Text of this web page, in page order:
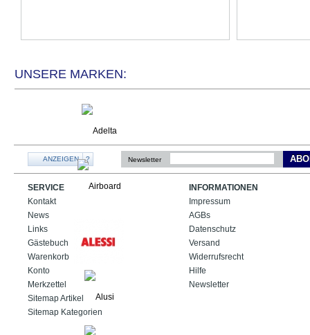
UNSERE MARKEN:
ANZEIGEN ? Newsletter
SERVICE
Kontakt
News
Links
Gästebuch
Warenkorb
Konto
Merkzettel
Sitemap Artikel
Sitemap Kategorien
INFORMATIONEN
Impressum
AGBs
Datenschutz
Versand
Widerrufsrecht
Hilfe
Newsletter